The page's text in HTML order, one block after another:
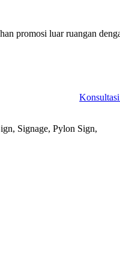
promosi luar ruangan
Signage, Pylon Sign,